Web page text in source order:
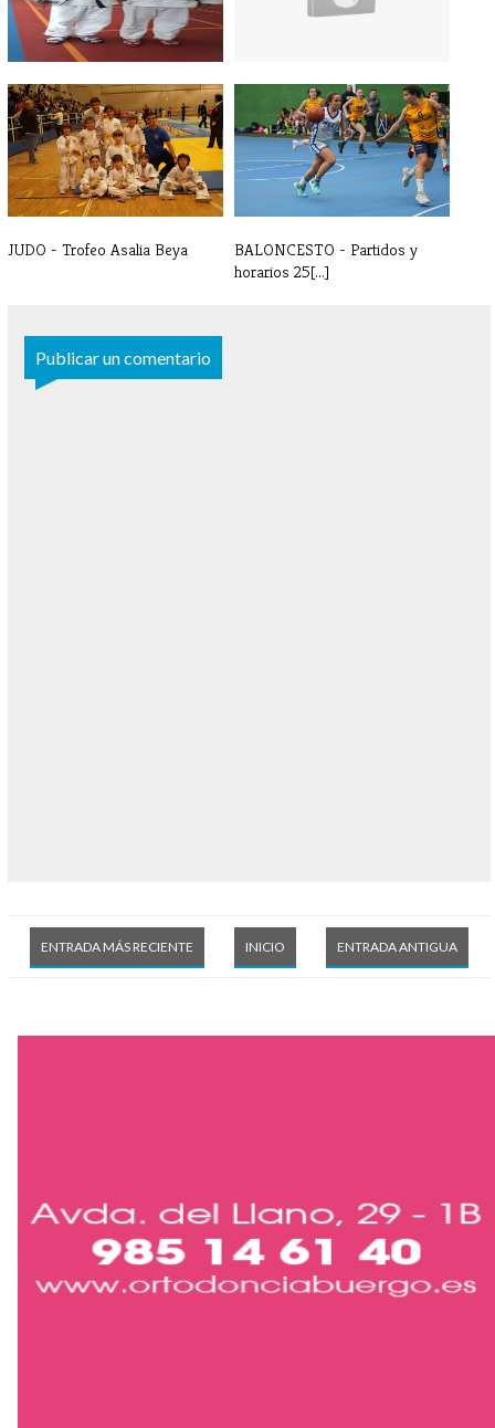
JUDO - Exámen de grado
JUDO - Listado de alumnos,
curso 20[...]
JUDO - Trofeo Asalia Beya
BALONCESTO - Partidos y
horarios 25[...]
Publicar un comentario
ENTRADA MÁS RECIENTE ENTRADA ANTIGUA
INICIO